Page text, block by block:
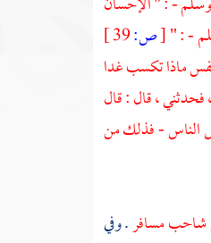
- : "
[ص:39 ]
ماذا تكسب غدا
، قال : قال
الناس - فذلك من
شاحب مسافر. وفي